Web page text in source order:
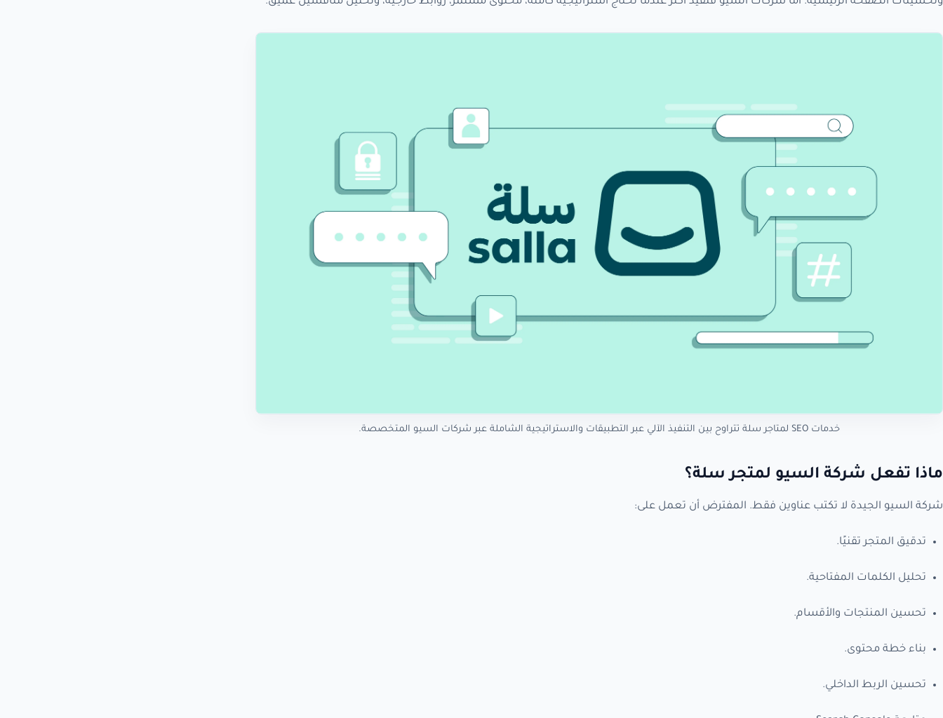
خدمات SEO لمتاجر سلة تتراوح بين التنفيذ الآلي عبر التطبيقات والاستراتيجية الشاملة عبر شركات السيو المتخصصة.
ماذا تفعل شركة السيو لمتجر سلة؟
شركة السيو الجيدة لا تكتب عناوين فقط. المفترض أن تعمل على:
تدقيق المتجر تقنيًا.
تحليل الكلمات المفتاحية.
تحسين المنتجات والأقسام.
بناء خطة محتوى.
تحسين الربط الداخلي.